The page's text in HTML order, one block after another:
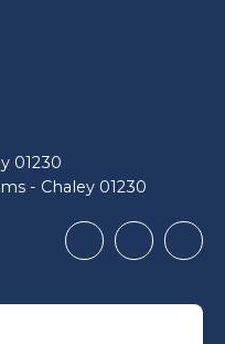
01230
- Chaley 01230